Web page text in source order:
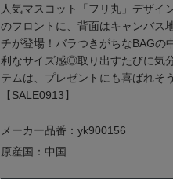
人気マスコット「フリ丸」デザイ
のフロントに、背面はキャンバス
チが登場！バラつきがちなBAGの
利なサイズ感◎取り出すたびに気
テムは、プレゼントにも喜ばれそう
【SALE0913】
メーカー品番：yk900156
原産国：中国